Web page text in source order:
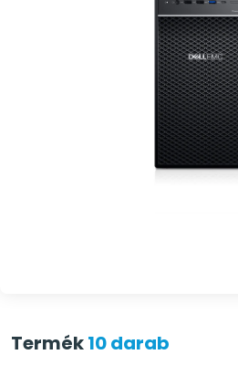
Termék10 darab